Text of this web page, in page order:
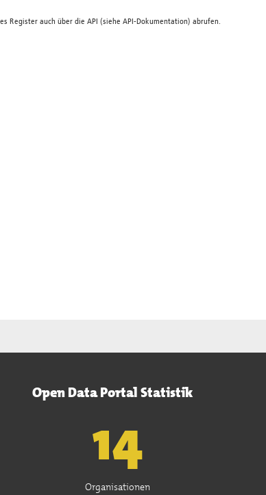
Register auch über die API (siehe API-Dokumentation) abrufen.
Open Data Portal Statistik
15
Organisationen